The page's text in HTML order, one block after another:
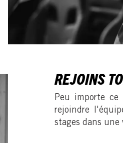
REJOINS
Peu importe
rejoindre
stages dans une